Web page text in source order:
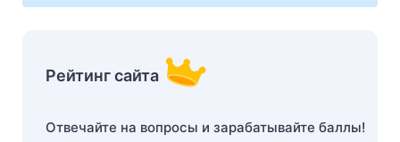
Рейтинг сайта
Отвечайте на вопросы и зарабатывайте баллы!